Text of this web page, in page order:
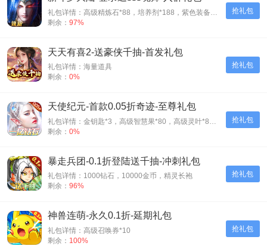
抢礼包
剩余： 97%
抢礼包
天天有喜2-送豪侠千抽-首发礼包
礼包详情：海量道具
剩余： 0%
抢礼包
天使纪元-首款0.05折奇迹-至尊礼包
剩余： 0%
抢礼包
暴走兵团-0.1折登陆送千抽-冲刺礼包
礼包详情：1000钻石，10000金币，精灵长袍
剩余： 96%
抢礼包
神兽连萌-永久0.1折-延期礼包
礼包详情：高级召唤券*10
剩余：
100%